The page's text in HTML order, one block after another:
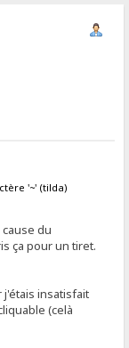
'~' (tilda)
cause du
ça pour un tiret.
j'étais insatisfait
(celà